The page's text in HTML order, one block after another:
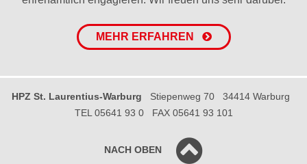
MEHR ERFAHREN
HPZ St. Laurentius-Warburg Stiepenweg 70
34414 Warburg
TEL 05641 93 0
FAX 05641 93 101
NACH OBEN